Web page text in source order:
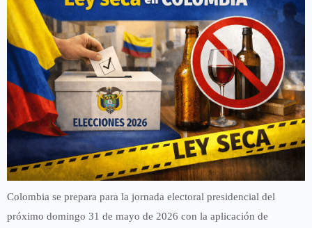
Colombia se prepara para la jornada electoral presidencial del
próximo domingo 31 de mayo de 2026 con la aplicación de